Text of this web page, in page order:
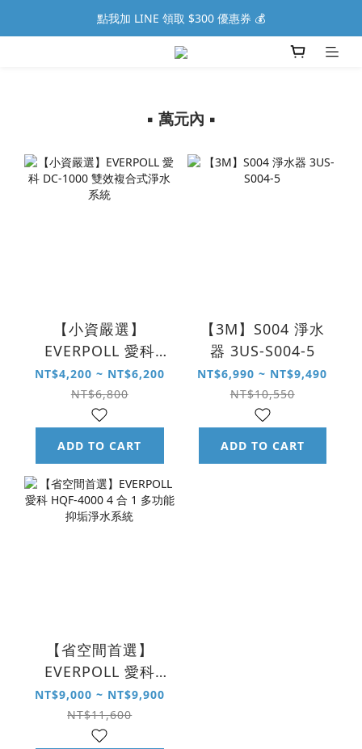
點我加 LINE 領取 $300 優惠券 💰
▪︎ 萬元內 ▪︎
【小資嚴選】
EVERPOLL 愛科
DC-1000 雙效複合
式淨水系統
NT$4,200 ~ NT$6,200
NT$6,800
ADD TO CART
【3M】S004 淨水
器 3US-S004-5
NT$6,990 ~ NT$9,490
NT$10,550
ADD TO CART
【省空間首選】
EVERPOLL 愛科
HQF-4000 4 合 1
多功能抑垢淨水系
統
NT$9,000 ~ NT$9,900
NT$11,600